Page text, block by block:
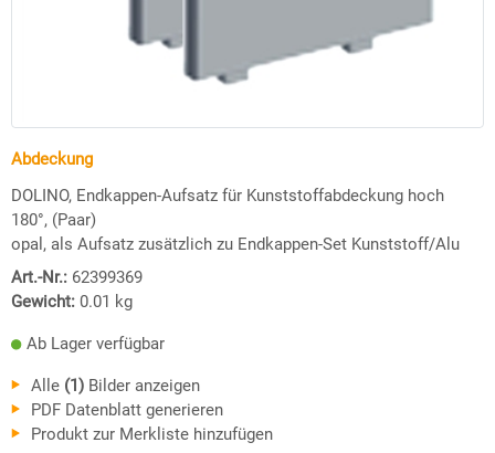
Abdeckung
DOLINO, Endkappen-Aufsatz für Kunststoffabdeckung hoch
180°, (Paar)
opal, als Aufsatz zusätzlich zu Endkappen-Set Kunststoff/Alu
Art.-Nr.: 62399369
Gewicht: 0.01 kg
Ab Lager verfügbar
Alle (1) Bilder anzeigen
PDF Datenblatt generieren
Produkt zur Merkliste hinzufügen